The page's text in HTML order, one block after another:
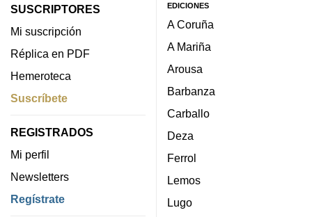
SUSCRIPTORES
Mi suscripción
Réplica en PDF
Hemeroteca
Suscríbete
REGISTRADOS
Mi perfil
Newsletters
Regístrate
EDICIONES
A Coruña
A Mariña
Arousa
Barbanza
Carballo
Deza
Ferrol
Lemos
Lugo